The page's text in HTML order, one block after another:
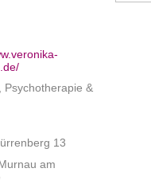
Psychotherapie &
13
am